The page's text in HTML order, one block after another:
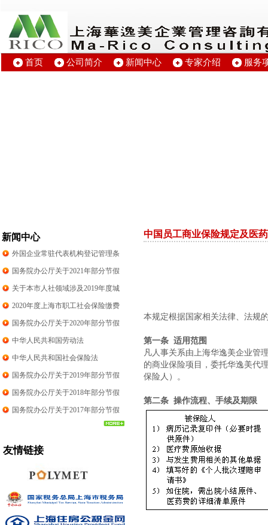
新闻中心
友情链接
首页 公司简介 新闻中心 专家介绍 服务
中国员工商业保险规定及医
外国企业常驻代表机构登记管理条
例
国务院办公厅关于2021年部分节假
日安排的通知
关于本市人社领域涉及2019年度城
镇单位就业人员平均工资相关事项
的说明
2020年度上海市职工社会保险缴费
标准
国务院办公厅关于2020年部分节假
日安排通知
中华人民共和国劳动法
中华人民共和国社会保险法
国务院办公厅关于2019年部分节假
日安排通知
国务院办公厅关于2018年部分节假
日安排通知
国务院办公厅关于2017年部分节假
本规定根据国家相关法律、法规
第一条 适用范围
凡人事关系由上海华逸美企业管
的商业保险项目，委托华逸美代
保险人）。
第二条 操作流程、手续及期限